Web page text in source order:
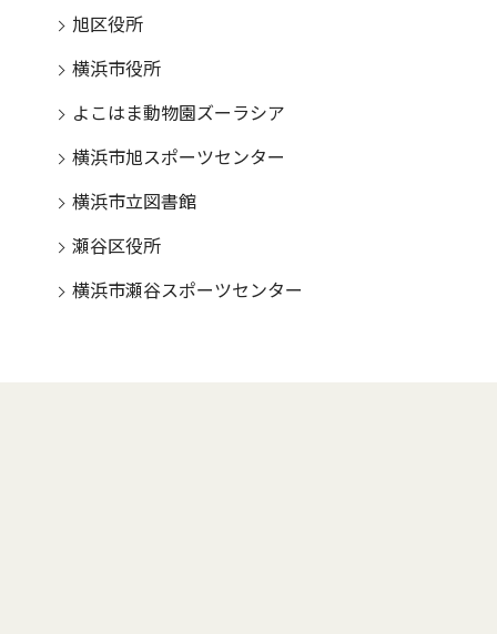
旭区役所
横浜市役所
よこはま動物園ズーラシア
横浜市旭スポーツセンター
横浜市立図書館
瀬谷区役所
横浜市瀬谷スポーツセンター